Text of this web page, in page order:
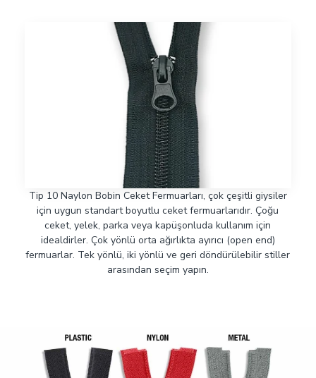
Tip 10 Naylon Bobin Ceket Fermuarları, çok çeşitli giysiler
için uygun standart boyutlu ceket fermuarlarıdır. Çoğu
ceket, yelek, parka veya kapüşonluda kullanım için
idealdirler. Çok yönlü orta ağırlıkta ayırıcı (open end)
fermuarlar. Tek yönlü, iki yönlü ve geri döndürülebilir stiller
arasından seçim yapın.